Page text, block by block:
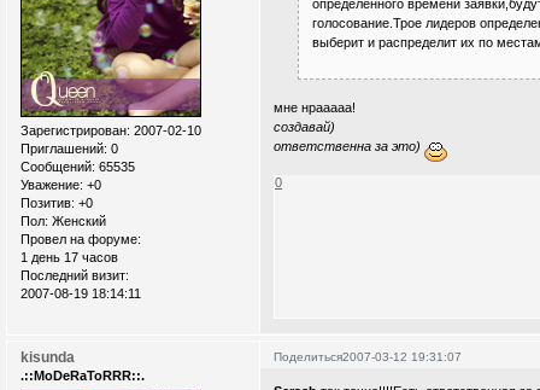
Зарегистрирован: 2007-02-10
Приглашений: 0
Сообщений: 65535
Уважение: +0
Позитив: +0
Пол: Женский
Провел на форуме:
1 день 17 часов
Последний визит:
2007-08-19 18:14:11
определенного времени
голосование.Трое лидеров
выберит и распределит их по
мне нрааааа!
создавай)
ответственна за это)
0
Поделиться2007-03-12 19:31:07
kisunda
.::MoDeRaToRRR::.